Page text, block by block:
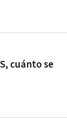
cuánto se